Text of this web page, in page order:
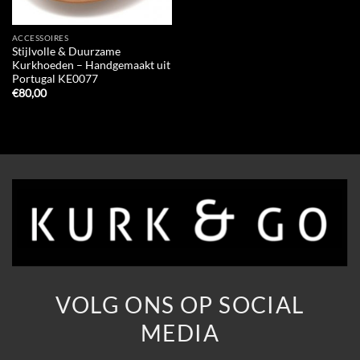
ACCESSOIRES
Stijlvolle & Duurzame
Kurkhoeden – Handgemaakt uit
Portugal KE0077
€80,00
VOLG ONS OP SOCIAL
MEDIA